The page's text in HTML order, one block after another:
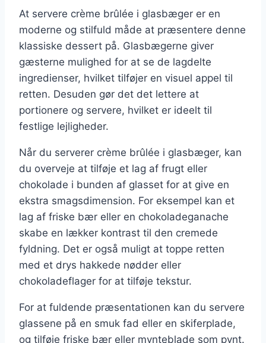
At servere crème brûlée i glasbæger er en
moderne og stilfuld måde at præsentere denne
klassiske dessert på. Glasbægerne giver
gæsterne mulighed for at se de lagdelte
ingredienser, hvilket tilføjer en visuel appel til
retten. Desuden gør det det lettere at
portionere og servere, hvilket er ideelt til
festlige lejligheder.
Når du serverer crème brûlée i glasbæger, kan
du overveje at tilføje et lag af frugt eller
chokolade i bunden af glasset for at give en
ekstra smagsdimension. For eksempel kan et
lag af friske bær eller en chokoladeganache
skabe en lækker kontrast til den cremede
fyldning. Det er også muligt at toppe retten
med et drys hakkede nødder eller
chokoladeflager for at tilføje tekstur.
For at fuldende præsentationen kan du servere
glassene på en smuk fad eller en skiferplade,
og tilføje friske bær eller mynteblade som pynt.